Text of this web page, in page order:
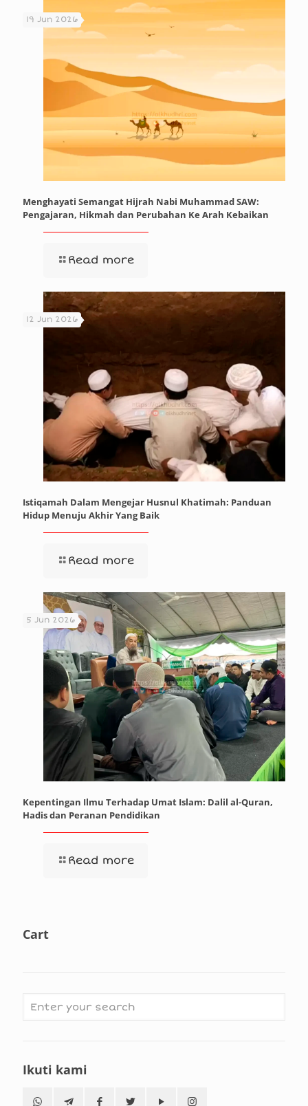
19 Jun 2026
Menghayati Semangat Hijrah Nabi Muhammad SAW:
Pengajaran, Hikmah dan Perubahan Ke Arah Kebaikan
Read more
12 Jun 2026
Istiqamah Dalam Mengejar Husnul Khatimah: Panduan
Hidup Menuju Akhir Yang Baik
Read more
5 Jun 2026
Kepentingan Ilmu Terhadap Umat Islam: Dalil al-Quran,
Hadis dan Peranan Pendidikan
Read more
Cart
Ikuti kami